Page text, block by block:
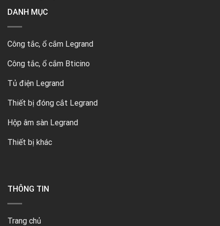
DANH MỤC
Công tắc, ổ cắm Legrand
Công tắc, ổ cắm Bticino
Tủ điện Legrand
Thiết bị đóng cắt Legrand
Hộp âm sàn Legrand
Thiết bị khác
THÔNG TIN
Trang chủ